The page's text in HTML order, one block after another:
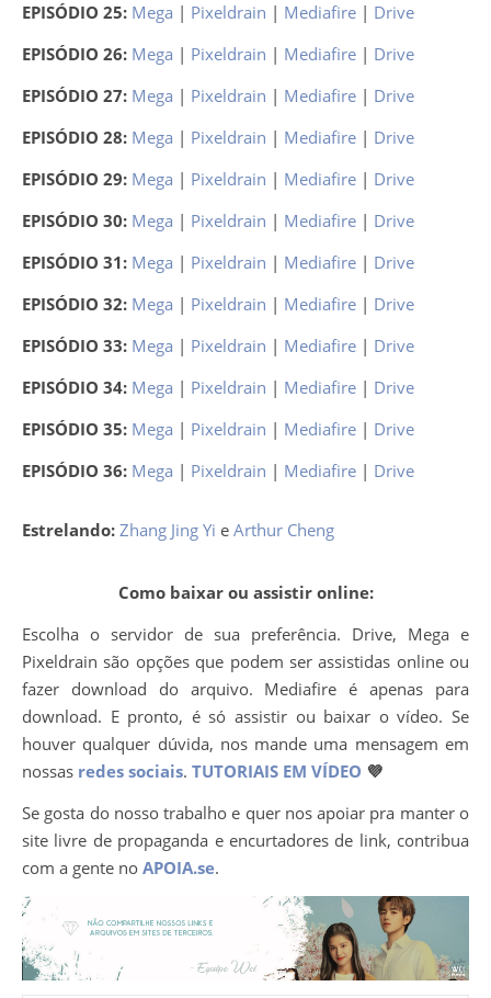
EPISÓDIO 25: Mega | Pixeldrain | Mediafire | Drive
EPISÓDIO 26: Mega | Pixeldrain | Mediafire | Drive
EPISÓDIO 27: Mega | Pixeldrain | Mediafire | Drive
EPISÓDIO 28: Mega | Pixeldrain | Mediafire | Drive
EPISÓDIO 29: Mega | Pixeldrain | Mediafire | Drive
EPISÓDIO 30: Mega | Pixeldrain | Mediafire | Drive
EPISÓDIO 31: Mega | Pixeldrain | Mediafire | Drive
EPISÓDIO 32: Mega | Pixeldrain | Mediafire | Drive
EPISÓDIO 33: Mega | Pixeldrain | Mediafire | Drive
EPISÓDIO 34: Mega | Pixeldrain | Mediafire | Drive
EPISÓDIO 35: Mega | Pixeldrain | Mediafire | Drive
EPISÓDIO 36: Mega | Pixeldrain | Mediafire | Drive
Estrelando: Zhang Jing Yi e Arthur Cheng
Como baixar ou assistir online:
Escolha o servidor de sua preferência. Drive, Mega e
Pixeldrain são opções que podem ser assistidas online ou
fazer download do arquivo. Mediafire é apenas para
download. E pronto, é só assistir ou baixar o vídeo. Se
houver qualquer dúvida, nos mande uma mensagem em
nossas redes sociais. TUTORIAIS EM VÍDEO 💜
Se gosta do nosso trabalho e quer nos apoiar pra manter o
site livre de propaganda e encurtadores de link, contribua
com a gente no APOIA.se.